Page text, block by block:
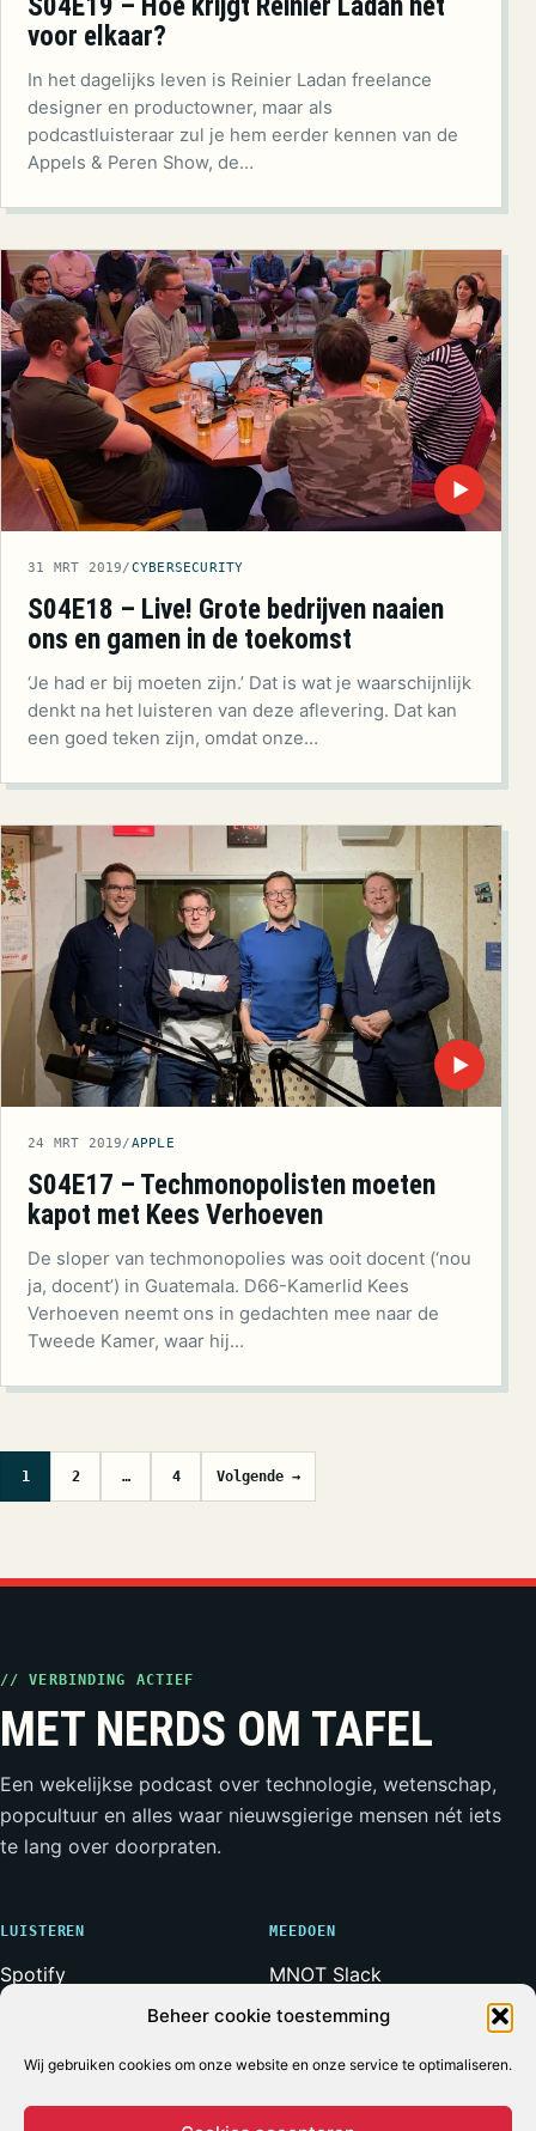
Beheer cookie toestemming
Wij gebruiken cookies om onze website en onze service te optimaliseren.
voor elkaar?
In het dagelijks leven is Reinier Ladan freelance
designer en productowner, maar als
podcastluisteraar zul je hem eerder kennen van de
Appels & Peren Show, de…
▶
31 MRT 2019/CYBERSECURITY
S04E18 – Live! Grote bedrijven naaien
ons en gamen in de toekomst
‘Je had er bij moeten zijn.’ Dat is wat je waarschijnlijk
denkt na het luisteren van deze aflevering. Dat kan
een goed teken zijn, omdat onze…
▶
24 MRT 2019/APPLE
S04E17 – Techmonopolisten moeten
kapot met Kees Verhoeven
De sloper van techmonopolies was ooit docent (‘nou
ja, docent’) in Guatemala. D66-Kamerlid Kees
Verhoeven neemt ons in gedachten mee naar de
Tweede Kamer, waar hij…
Berichten paginering
1 2 … 4 Volgende →
// VERBINDING ACTIEF
MET NERDS OM TAFEL
Een wekelijkse podcast over technologie, wetenschap,
popcultuur en alles waar nieuwsgierige mensen nét iets
te lang over doorpraten.
LUISTEREN
Spotify
RSS-feed
MEEDOEN
MNOT Slack
Weerwolven Slack
Adverteren